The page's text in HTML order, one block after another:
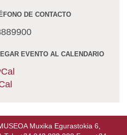
DE CONTACTO
EVENTO AL CALENDARIO
Muxika Egurastokia 6,